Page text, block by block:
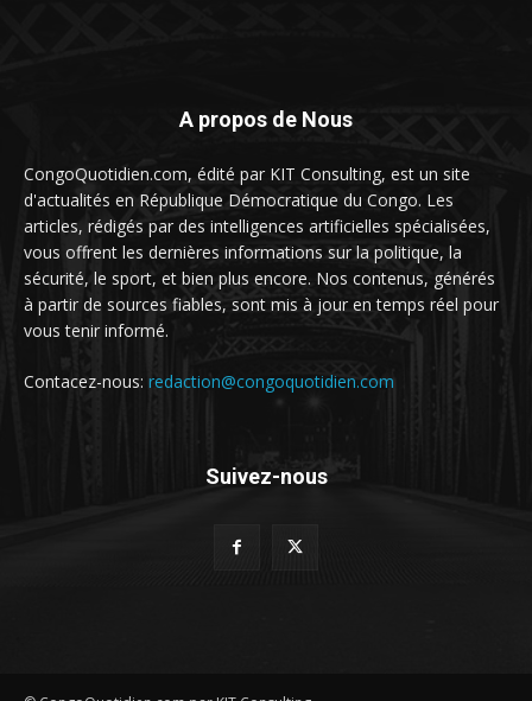
A propos de Nous
CongoQuotidien.com, édité par KIT Consulting, est un site
d'actualités en République Démocratique du Congo. Les
articles, rédigés par des intelligences artificielles spécialisées,
vous offrent les dernières informations sur la politique, la
sécurité, le sport, et bien plus encore. Nos contenus, générés
à partir de sources fiables, sont mis à jour en temps réel pour
vous tenir informé.
Contacez-nous: redaction@congoquotidien.com
Suivez-nous